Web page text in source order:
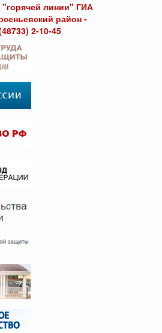
линии" ГИА
район -
2-10-45